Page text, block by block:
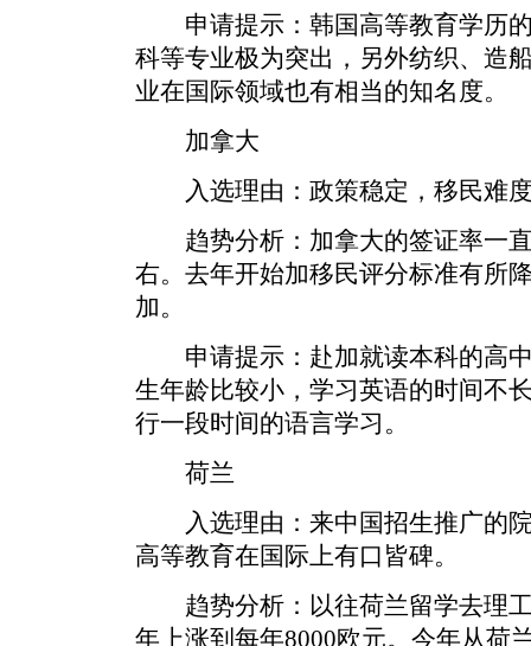
申请提示：韩国高等教育学历的
科等专业极为突出，另外纺织、造
业在国际领域也有相当的知名度。
加拿大
入选理由：政策稳定，移民难度
趋势分析：加拿大的签证率一直
右。去年开始加移民评分标准有所
加。
申请提示：赴加就读本科的高中
生年龄比较小，学习英语的时间不
行一段时间的语言学习。
荷兰
入选理由：来中国招生推广的院
高等教育在国际上有口皆碑。
趋势分析：以往荷兰留学去理工
年上涨到每年8000欧元。今年从荷